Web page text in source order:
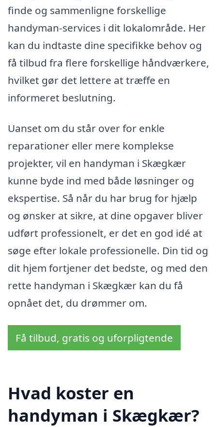
finde og sammenligne forskellige
handyman-services i dit lokalområde. Her
kan du indtaste dine specifikke behov og
få tilbud fra flere forskellige håndværkere,
hvilket gør det lettere at træffe en
informeret beslutning.
Uanset om du står over for enkle
reparationer eller mere komplekse
projekter, vil en handyman i Skægkær
kunne byde ind med både løsninger og
ekspertise. Så når du har brug for hjælp
og ønsker at sikre, at dine opgaver bliver
udført professionelt, er det en god idé at
søge efter lokale professionelle. Din tid og
dit hjem fortjener det bedste, og med den
rette handyman i Skægkær kan du få
opnået det, du drømmer om.
Få tilbud, gratis og uforpligtende
Hvad koster en
handyman i Skægkær?